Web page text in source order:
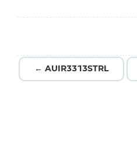
← AUIR3313STRL